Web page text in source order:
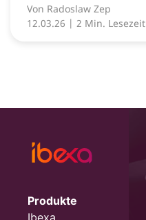
Von Radoslaw Zep
12.03.26 | 2 Min. Lesezeit